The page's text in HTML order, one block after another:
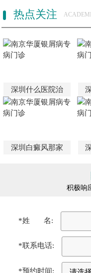
热点关注
深圳什么医院治
深圳白癜风那家
积极响
*姓 名:
*联系电话:
*预约时间: